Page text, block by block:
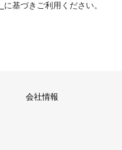
に基づきご利用ください。
会社情報